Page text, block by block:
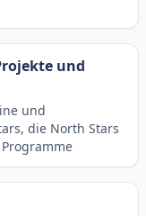
und
und
die North Stars